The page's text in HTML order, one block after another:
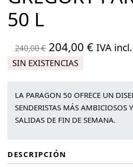
50 L
240,00€ El
precio
era:
240,00 €.
204,00 €El
es:
204,00
IVA incl.
SIN EXISTENCIAS
LA PARAGON 50 OFRECE UN
SENDERISTAS MÁS AMBICIOSOS Y
SALIDAS DE FIN DE SEMANA.
DESCRIPCIÓN